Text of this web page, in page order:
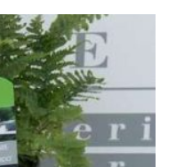
variants.
The
options
may
be
chosen
on